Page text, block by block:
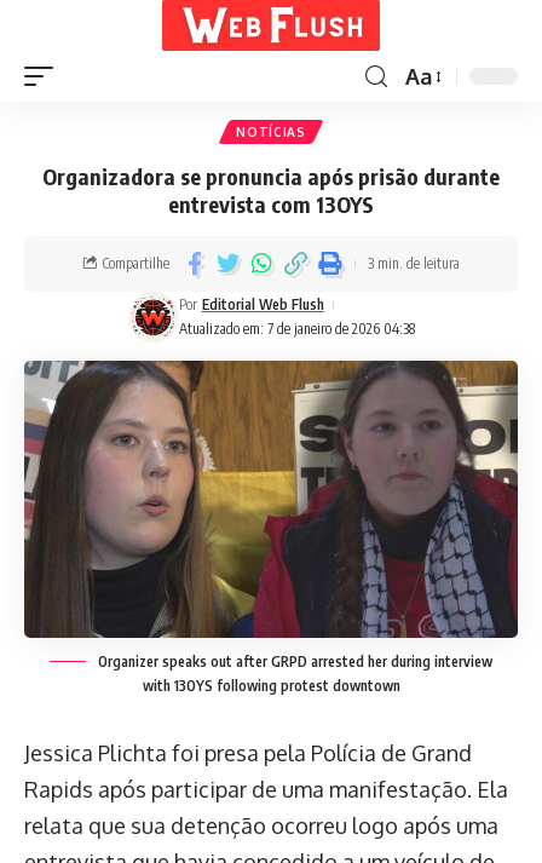
Aa
NOTÍCIAS
Organizadora se pronuncia após prisão durante
entrevista com 13OYS
Atualizado em: 7 de janeiro de 2026 04:38
Por Editorial Web Flush
Compartilhe 3 min. de leitura
Organizer speaks out after GRPD arrested her during interview
with 13OYS following protest downtown
Jessica Plichta foi presa pela Polícia de Grand
Rapids após participar de uma manifestação. Ela
relata que sua detenção ocorreu logo após uma